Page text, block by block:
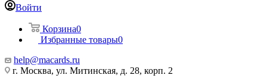
Войти
Корзина0
Избранные товары0
help@macards.ru
г. Москва, ул. Митинская, д. 28, корп. 2